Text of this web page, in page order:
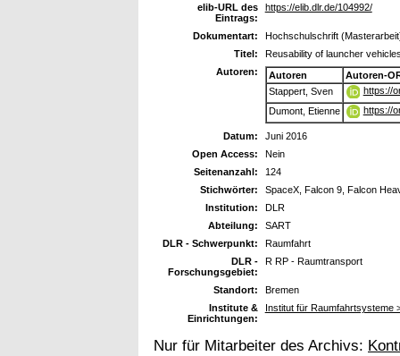
elib-URL des
Eintrags:
https://elib.dlr.de/104992/
Dokumentart:
Hochschulschrift
Titel:
Reusability of launcher
Autoren:
Autoren
Autoren-
Stappert, Sven
https://
Dumont, Etienne
https://
Datum:
Juni 2016
Open Access:
Nein
Seitenanzahl:
124
Stichwörter:
SpaceX, Falcon 9, Falcon
Institution:
DLR
Abteilung:
SART
DLR - Schwerpunkt:
Raumfahrt
DLR -
Forschungsgebiet:
R RP - Raumtransport
Standort:
Bremen
Institute &
Einrichtungen:
Institut für Raumfahrtsysteme
Nur für Mitarbeiter des Archivs: